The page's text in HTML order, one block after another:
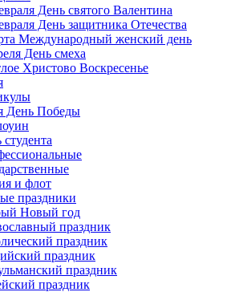
День святого Валентина
День защитника Отечества
Международный женский день
День смеха
Христово Воскресенье
День Победы
и флот
праздники
Новый год
праздник
праздник
праздник
праздник
праздник